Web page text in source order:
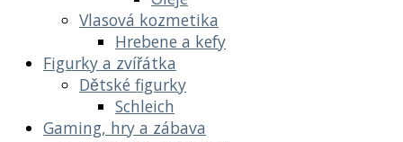
Vlasová kozmetika
Hrebene a kefy
Figurky a zvířátka
Dětské figurky
Schleich
Gaming, hry a zábava